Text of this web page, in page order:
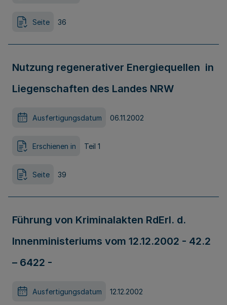
Seite 36
Nutzung regenerativer Energiequellen in
Liegenschaften des Landes NRW
Ausfertigungsdatum 06.11.2002
Erschienen in Teil 1
Seite 39
Führung von Kriminalakten RdErl. d.
Innenministeriums vom 12.12.2002 - 42.2
– 6422 -
Ausfertigungsdatum 12.12.2002